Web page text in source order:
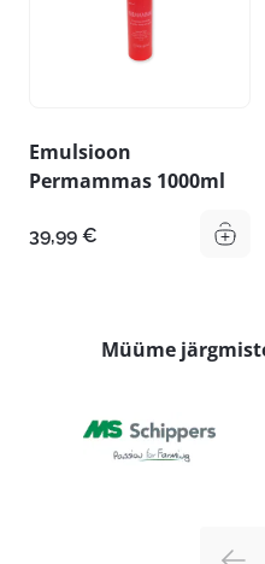
Emulsioon
Permammas 1000ml
39,99 €
Müüme